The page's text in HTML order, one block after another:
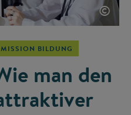
©
BILDUNG
man den